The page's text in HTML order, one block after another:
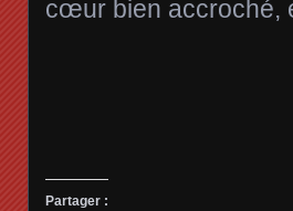
cœur bien accroché,
Partager :